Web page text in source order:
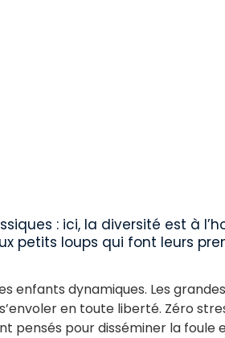
: ici, la diversité est à
petits loups qui font leurs
enfants dynamiques. Les
en toute liberté. Zéro
pensés pour disséminer la